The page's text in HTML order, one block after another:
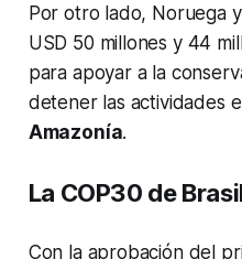
Por otro lado, Noruega
USD 50 millones y 44
para apoyar a la
detener las actividades
Amazonía.
La COP30 de
Con la aprobación del